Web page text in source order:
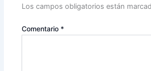
Los campos obligatorios están
Comentario *